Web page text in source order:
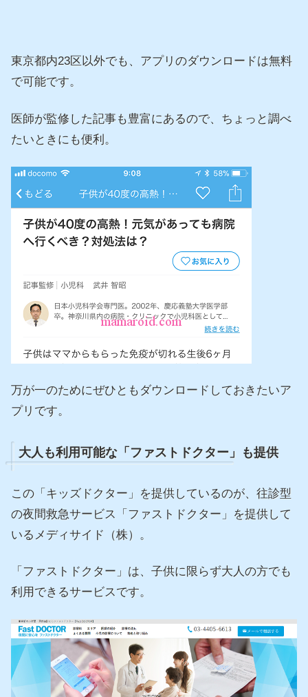
東京都内23区以外でも、アプリのダウンロードは無料
で可能です。
医師が監修した記事も豊富にあるので、ちょっと調べ
たいときにも便利。
万が一のためにぜひともダウンロードしておきたいア
プリです。
大人も利用可能な「ファストドクター」も提供
この「キッズドクター」を提供しているのが、往診型
の夜間救急サービス「ファストドクター」を提供して
いるメディサイド（株）。
「ファストドクター」は、子供に限らず大人の方でも
利用できるサービスです。